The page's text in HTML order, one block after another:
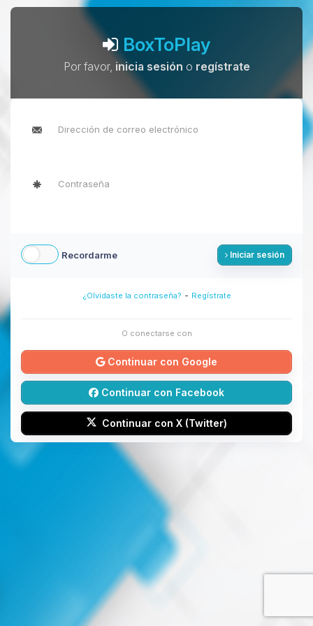
BoxToPlay
Por favor, inicia sesión o regístrate
Recordarme Iniciar sesión
¿Olvidaste la contraseña? - Regístrate
O conectarse con
Continuar con Google
Continuar con Facebook
Continuar con X (Twitter)